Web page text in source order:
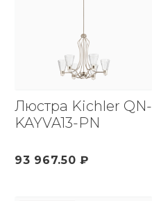
Люстра Kichler QN-
KAYVA13-PN
93 967.50 ₽